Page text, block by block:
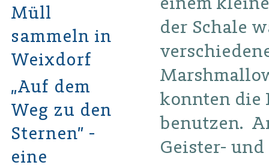
der Schale
konnten die
benutzen.
Geister-
Müll
sammeln in
Weixdorf
„Auf dem
Weg zu den
Sternen” -
eine